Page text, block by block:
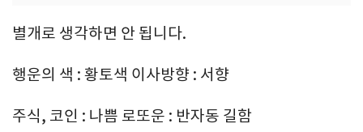
별개로 생각하면 안 됩니다.
행운의 색 : 황토색 이사방향 : 서향
주식, 코인 : 나쁨 로또운 : 반자동 길함